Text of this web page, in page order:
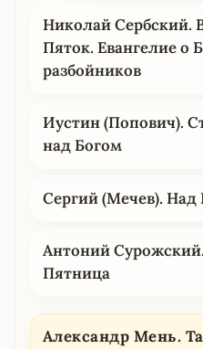
Николай Сербский.
Пяток. Евангелие о
разбойников
Иустин (Попович).
над Богом
Сергий (Мечев).
Антоний
Пятница
Александр Мень.